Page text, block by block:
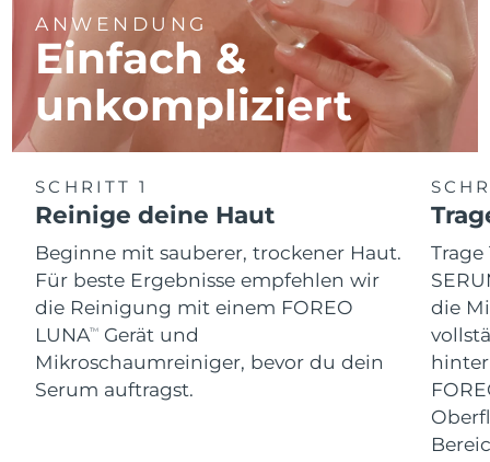
ANWENDUNG
Einfach &
unkompliziert
SCHRITT 1
Reinige deine Haut
Beginne mit sauberer, trockener Haut.
Für beste Ergebnisse empfehlen wir
die Reinigung mit einem FOREO
LUNATM
Gerät und
Mikroschaumreiniger, bevor du dein
Serum auftragst.
Trage
die